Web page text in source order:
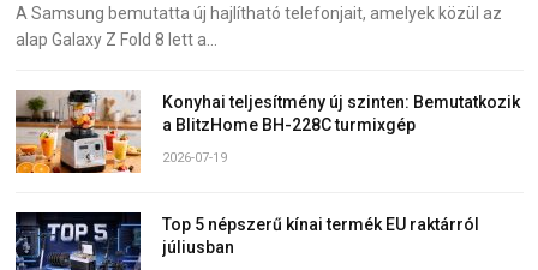
A Samsung bemutatta új hajlítható telefonjait, amelyek közül az
alap Galaxy Z Fold 8 lett a…
Konyhai teljesítmény új szinten: Bemutatkozik
a BlitzHome BH-228C turmixgép
2026-07-19
Top 5 népszerű kínai termék EU raktárról
júliusban